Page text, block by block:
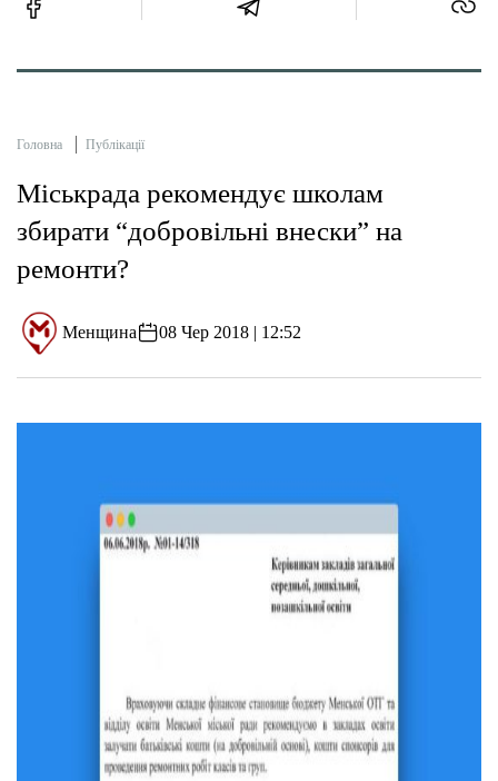
Головна Публікації
Міськрада рекомендує школам
збирати “добровільні внески” на
ремонти?
Менщина 08 Чер 2018 | 12:52